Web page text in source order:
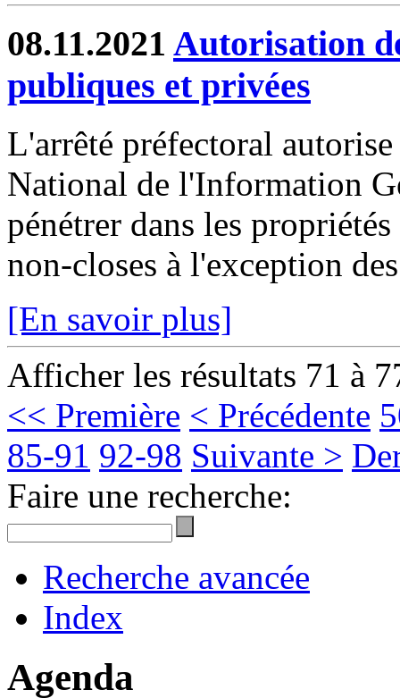
08.11.2021 Autorisation
publiques et privées
L'arrêté préfectoral
National de l'Information
pénétrer dans les
non-closes à l'exception
[En savoir plus]
Afficher les résultats 71 à
<< Première < Précédente
85-91 92-98 Suivante >
Faire une recherche:
Recherche avancée
Index
Agenda